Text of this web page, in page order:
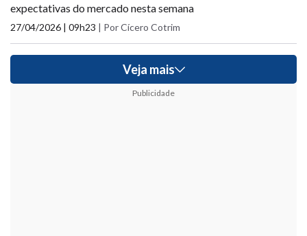
expectativas do mercado nesta semana
27/04/2026 | 09h23 | Por Cícero Cotrim
Veja mais
Publicidade